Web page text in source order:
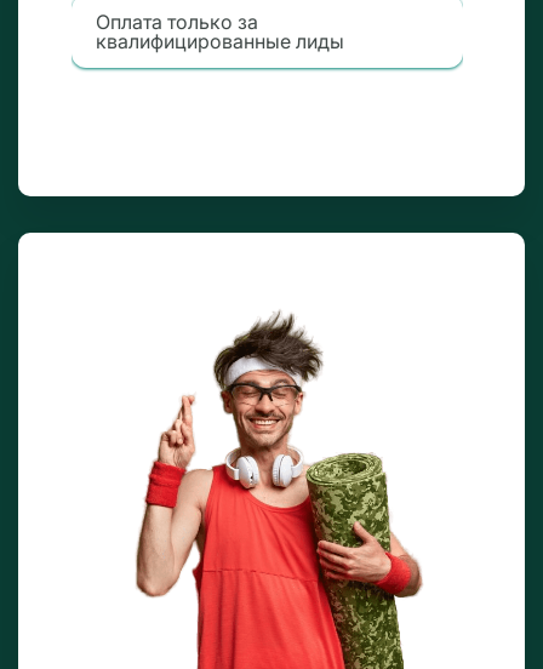
Оплата только за
квалифицированные лиды